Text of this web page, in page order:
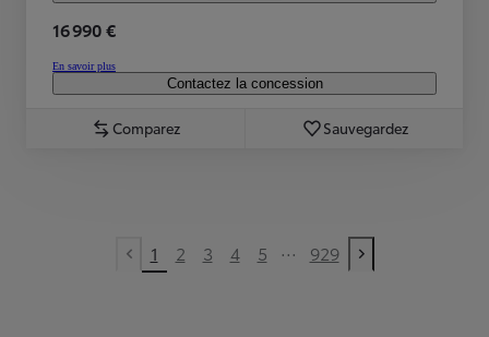
16 990 €
En savoir plus
Contactez la concession
Comparez Sauvegardez
Previous page
1 2 3 4 5 ... 929
Next page